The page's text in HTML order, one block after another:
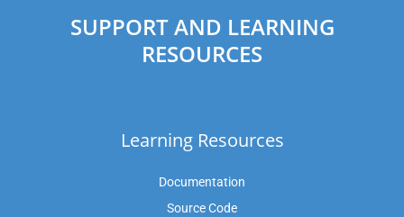
SUPPORT AND LEARNING
RESOURCES
Learning Resources
Documentation
Source Code